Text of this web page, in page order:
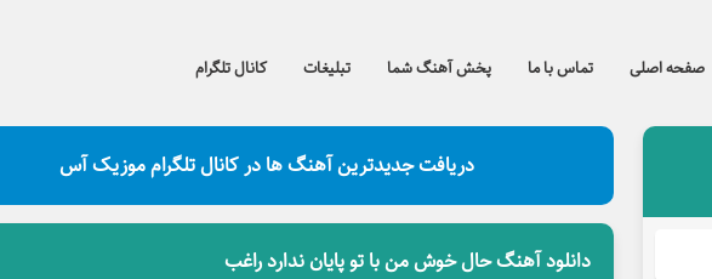
صفحه اصلی تماس با ما پخش آهنگ شما تبلیغات کانال تلگرام
دریافت جدیدترین آهنگ ها در کانال تلگرام موزیک آس
دانلود آهنگ حال خوش من با تو پایان ندارد راغب